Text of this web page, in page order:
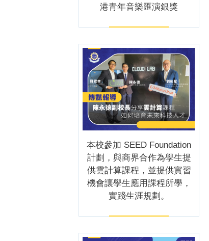
港青年音樂匯演銀獎
本校參加 SEED Foundation
計劃，與商界合作為學生提
供雲計算課程，並提供實習
機會讓學生應用課程所學，
實踐生涯規劃。